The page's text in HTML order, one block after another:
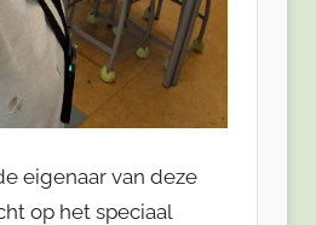
eigenaar van deze
op het speciaal